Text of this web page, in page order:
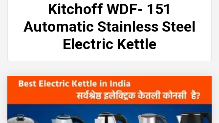
Kitchoff WDF- 151
Automatic Stainless Steel
Electric Kettle